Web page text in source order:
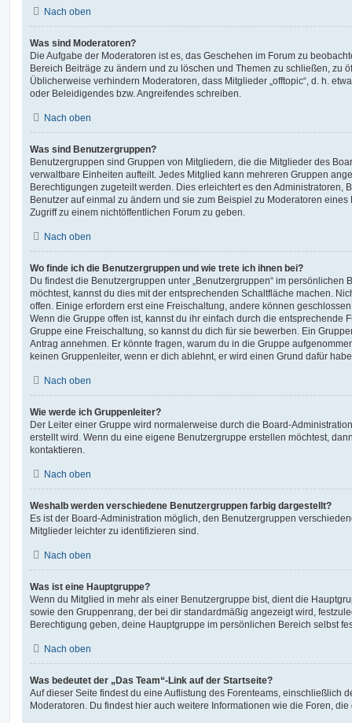
Nach oben
Was sind Moderatoren?
Die Aufgabe der Moderatoren ist es, das Geschehen im Forum zu
Bereich Beiträge zu ändern und zu löschen und Themen zu schließen, zu
Üblicherweise verhindern Moderatoren, dass Mitglieder „offtopic“, d. h.
oder Beleidigendes bzw. Angreifendes schreiben.
Nach oben
Was sind Benutzergruppen?
Benutzergruppen sind Gruppen von Mitgliedern, die die Mitglieder des
verwaltbare Einheiten aufteilt. Jedes Mitglied kann mehreren Gruppen
Berechtigungen zugeteilt werden. Dies erleichtert es den Administratoren,
Benutzer auf einmal zu ändern und sie zum Beispiel zu Moderatoren
Zugriff zu einem nichtöffentlichen Forum zu geben.
Nach oben
Wo finde ich die Benutzergruppen und wie trete ich ihnen bei?
Du findest die Benutzergruppen unter „Benutzergruppen“ im persönlichen
möchtest, kannst du dies mit der entsprechenden Schaltfläche machen.
offen. Einige erfordern erst eine Freischaltung, andere können
Wenn die Gruppe offen ist, kannst du ihr einfach durch die entsprechende
Gruppe eine Freischaltung, so kannst du dich für sie bewerben. Ein
Antrag annehmen. Er könnte fragen, warum du in die Gruppe
keinen Gruppenleiter, wenn er dich ablehnt, er wird einen Grund dafür
Nach oben
Wie werde ich Gruppenleiter?
Der Leiter einer Gruppe wird normalerweise durch die Board-
erstellt wird. Wenn du eine eigene Benutzergruppe erstellen möchtest,
kontaktieren.
Nach oben
Weshalb werden verschiedene Benutzergruppen farbig dargestellt?
Es ist der Board-Administration möglich, den Benutzergruppen
Mitglieder leichter zu identifizieren sind.
Nach oben
Was ist eine Hauptgruppe?
Wenn du Mitglied in mehr als einer Benutzergruppe bist, dient die
sowie den Gruppenrang, der bei dir standardmäßig angezeigt wird,
Berechtigung geben, deine Hauptgruppe im persönlichen Bereich selbst
Nach oben
Was bedeutet der „Das Team“-Link auf der Startseite?
Auf dieser Seite findest du eine Auflistung des Forenteams, einschließlich
Moderatoren. Du findest hier auch weitere Informationen wie die Foren,